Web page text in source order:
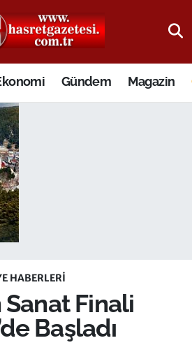
Gündem Magazin
HABERLERI
Sanat Finali
Başladı
Eczaneler
Durumu
Yoğunluk Haritası
Durumu ve Fikstür